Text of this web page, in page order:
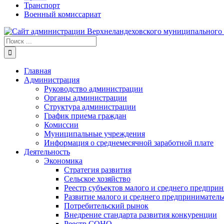
Транспорт
Военный комиссариат
Результат
поиска:
Главная
Администрация
Руководство администрации
Органы администрации
Структура администрации
График приема граждан
Комиссии
Муниципальные учреждения
Информация о среднемесячной заработной плате
Деятельность
Экономика
Стратегия развития
Сельское хозяйство
Реестр субъектов малого и среднего
Развитие малого и среднего
Потребительский рынок
Внедрение стандарта развития конкуренции